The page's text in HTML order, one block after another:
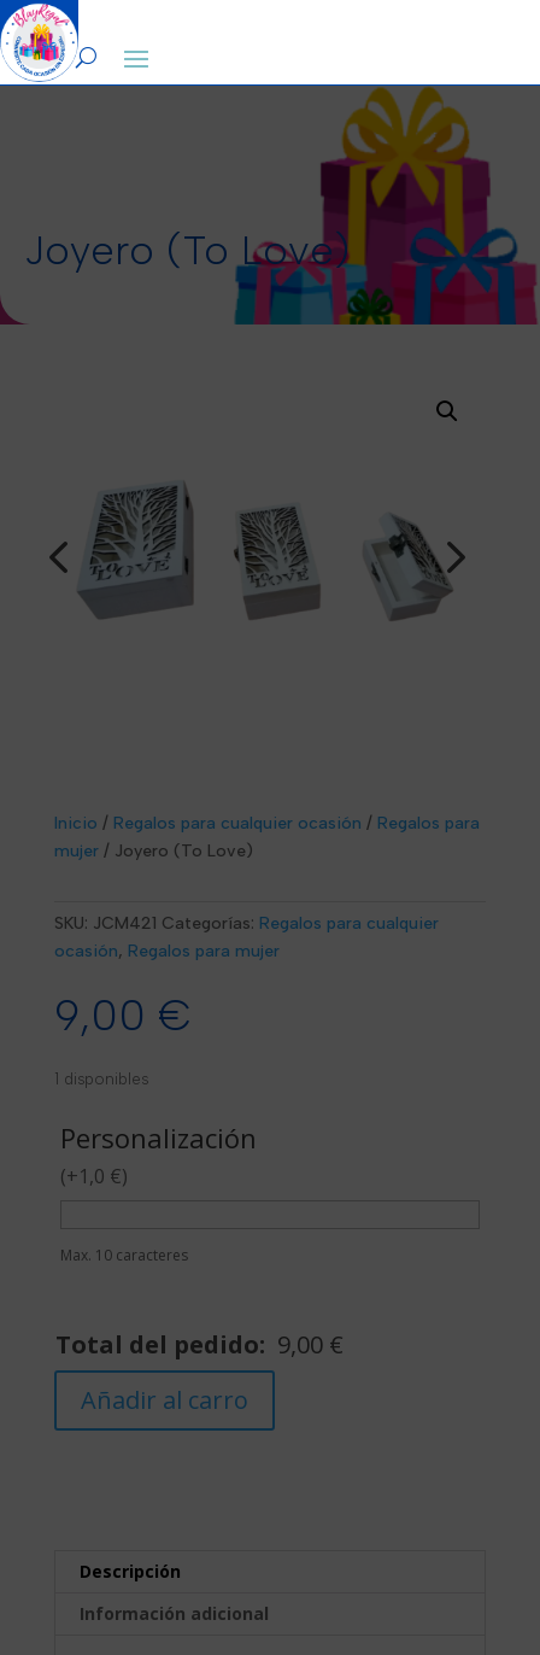
0
Joyero (To Love)
Inicio / Regalos para cualquier ocasión / Regalos para
mujer/ Joyero (To Love)
SKU: JCM421 Categorías: Regalos para cualquier
ocasión, Regalos para mujer
9,00 €
1 disponibles
Personalización
(+1,0 €)
Max. 10 caracteres
Total del pedido: 9,00 €
Añadir al carro
Descripción
Información adicional